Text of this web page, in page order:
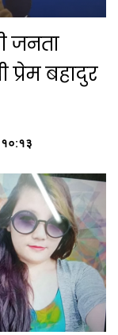
जनता
प्रेम बहादुर
१०:१३